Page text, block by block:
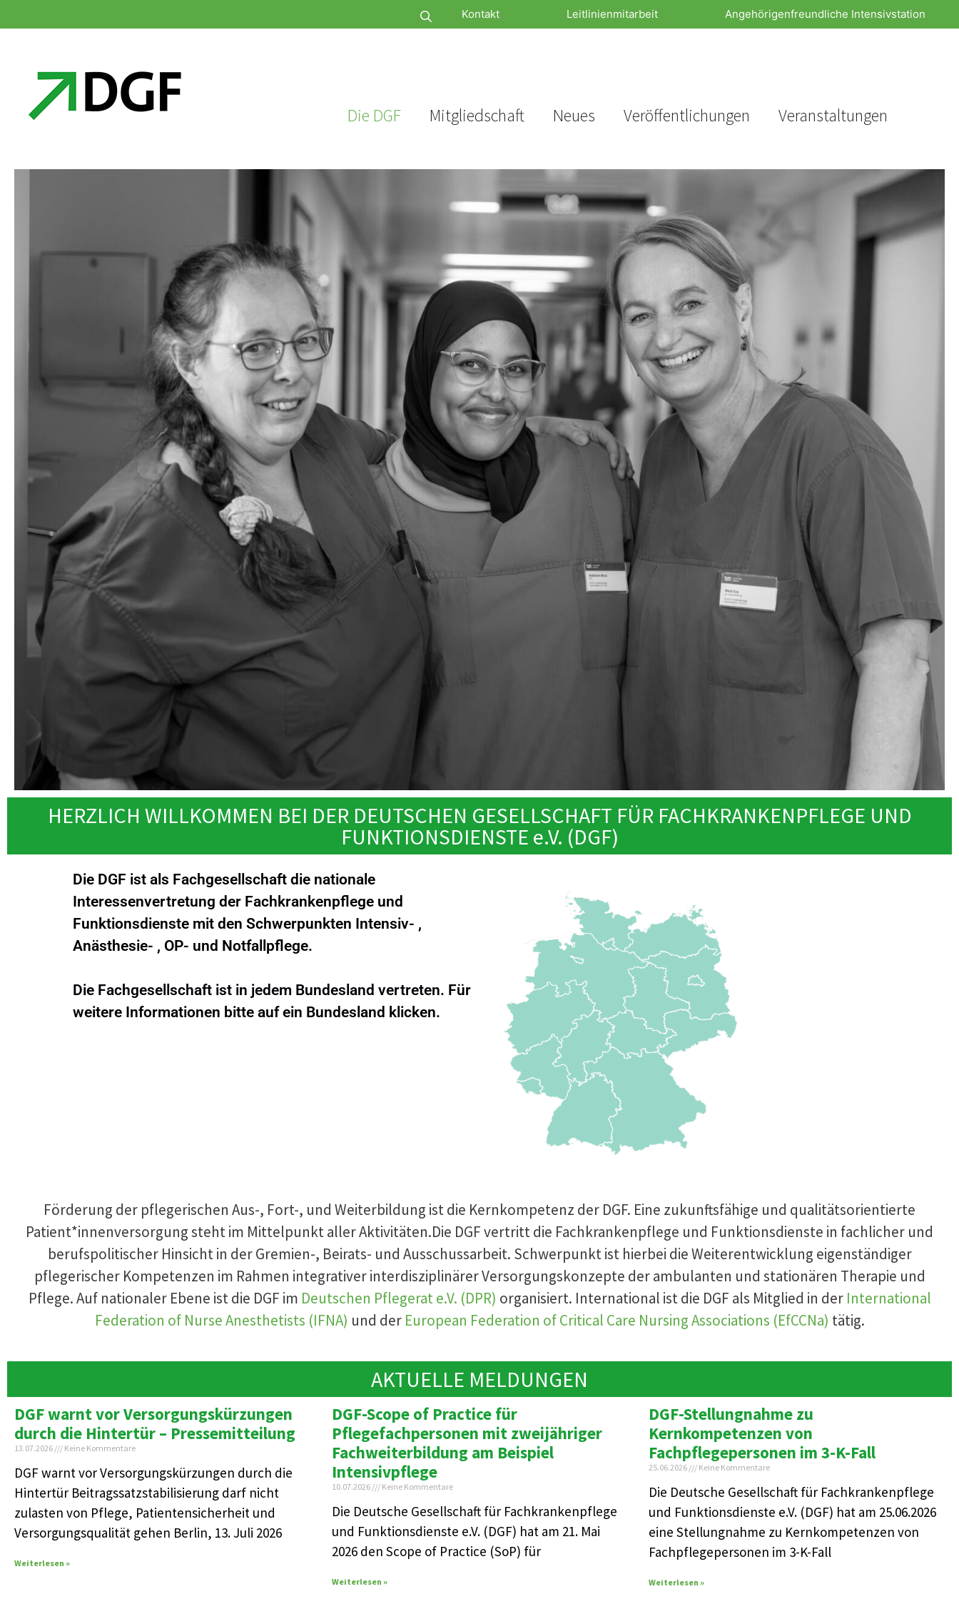
Kontakt Leitlinienmitarbeit Angehörigenfreundliche Intensivstation
Die DGF Mitgliedschaft Neues Veröffentlichungen Veranstaltungen
HERZLICH WILLKOMMEN BEI DER DEUTSCHEN GESELLSCHAFT FÜR FACHKRANKENPFLEGE UND
FUNKTIONSDIENSTE e.V. (DGF)
Die DGF ist als Fachgesellschaft die nationale
Interessenvertretung der Fachkrankenpflege und
Funktionsdienste mit den Schwerpunkten Intensiv- ,
Anästhesie- , OP- und Notfallpflege.
Die Fachgesellschaft ist in jedem Bundesland vertreten. Für
weitere Informationen bitte auf ein Bundesland klicken.
Förderung der pflegerischen Aus-, Fort-, und Weiterbildung ist die Kernkompetenz der DGF. Eine zukunftsfähige und qualitätsorientierte
Patient*innenversorgung steht im Mittelpunkt aller Aktivitäten.Die DGF vertritt die Fachkrankenpflege und Funktionsdienste in fachlicher und
berufspolitischer Hinsicht in der Gremien-, Beirats- und Ausschussarbeit. Schwerpunkt ist hierbei die Weiterentwicklung eigenständiger
pflegerischer Kompetenzen im Rahmen integrativer interdisziplinärer Versorgungskonzepte der ambulanten und stationären Therapie und
Pflege. Auf nationaler Ebene ist die DGF im Deutschen Pflegerat e.V. (DPR) organisiert. International ist die DGF als Mitglied in der International
Federation of Nurse Anesthetists (IFNA) und der European Federation of Critical Care Nursing Associations (EfCCNa) tätig.
AKTUELLE MELDUNGEN
DGF warnt vor Versorgungskürzungen
durch die Hintertür – Pressemitteilung
13.07.2026 Keine Kommentare
DGF warnt vor Versorgungskürzungen durch die
Hintertür Beitragssatzstabilisierung darf nicht
zulasten von Pflege, Patientensicherheit und
Versorgungsqualität gehen Berlin, 13. Juli 2026
Weiterlesen »
DGF-Scope of Practice für
Pflegefachpersonen mit zweijähriger
Fachweiterbildung am Beispiel
Intensivpflege
10.07.2026 Keine Kommentare
Die Deutsche Gesellschaft für Fachkrankenpflege
und Funktionsdienste e.V. (DGF) hat am 21. Mai
2026 den Scope of Practice (SoP) für
Weiterlesen »
DGF-Stellungnahme zu
Kernkompetenzen von
Fachpflegepersonen im 3-K-Fall
25.06.2026 Keine Kommentare
Die Deutsche Gesellschaft für Fachkrankenpflege
und Funktionsdienste e.V. (DGF) hat am 25.06.2026
eine Stellungnahme zu Kernkompetenzen von
Fachpflegepersonen im 3-K-Fall
Weiterlesen »